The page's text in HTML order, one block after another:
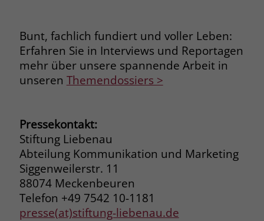
Bunt, fachlich fundiert und voller Leben:
Erfahren Sie in Interviews und Reportagen
mehr über unsere spannende Arbeit in
unseren Themendossiers >
Pressekontakt:
Stiftung Liebenau
Abteilung Kommunikation und Marketing
Siggenweilerstr. 11
88074 Meckenbeuren
Telefon +49 7542 10-1181
presse(at)stiftung-liebenau.de